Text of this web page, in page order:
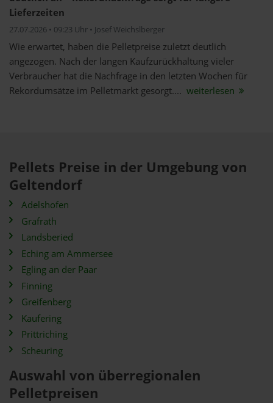
Lieferzeiten
27.07.2026 • 09:23 Uhr • Josef Weichslberger
Wie erwartet, haben die Pelletpreise zuletzt deutlich
angezogen. Nach der langen Kaufzurückhaltung vieler
Verbraucher hat die Nachfrage in den letzten Wochen für
Rekordumsätze im Pelletmarkt gesorgt.... weiterlesen
Pellets Preise in der Umgebung von
Geltendorf
Adelshofen
Grafrath
Landsberied
Eching am Ammersee
Egling an der Paar
Finning
Greifenberg
Kaufering
Prittriching
Scheuring
Auswahl von überregionalen
Pelletpreisen